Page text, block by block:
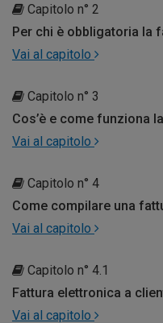
Capitolo n° 2
Per chi è obbligatoria la
Vai al capitolo
Capitolo n° 3
Cos’è e come funziona
Vai al capitolo
Capitolo n° 4
Come compilare una
Vai al capitolo
Capitolo n° 4.1
Fattura elettronica a
Vai al capitolo